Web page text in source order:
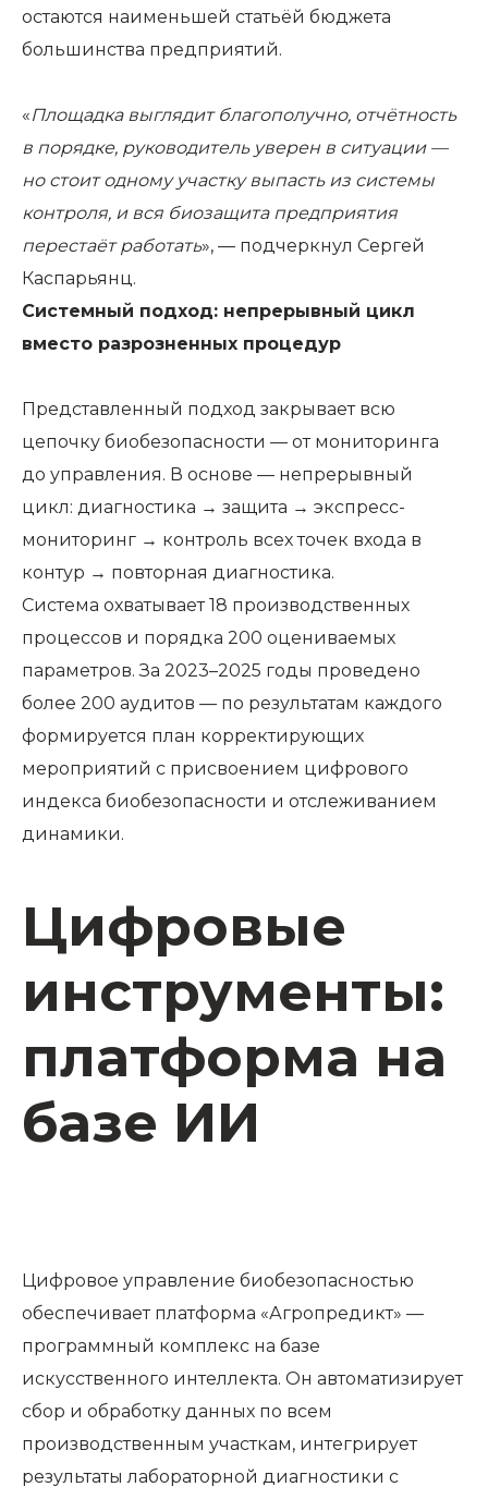
остаются наименьшей статьёй бюджета
большинства предприятий.
«Площадка выглядит благополучно, отчётность
в порядке, руководитель уверен в ситуации —
но стоит одному участку выпасть из системы
контроля, и вся биозащита предприятия
перестаёт работать», — подчеркнул Сергей
Каспарьянц.
Системный подход: непрерывный цикл
вместо разрозненных процедур
Представленный подход закрывает всю
цепочку биобезопасности — от мониторинга
до управления. В основе — непрерывный
цикл: диагностика → защита → экспресс-
мониторинг → контроль всех точек входа в
контур → повторная диагностика.
Система охватывает 18 производственных
процессов и порядка 200 оцениваемых
параметров. За 2023–2025 годы проведено
более 200 аудитов — по результатам каждого
формируется план корректирующих
мероприятий с присвоением цифрового
индекса биобезопасности и отслеживанием
динамики.
Цифровые
инструменты:
платформа на
базе ИИ
Цифровое управление биобезопасностью
обеспечивает платформа «Агропредикт» —
программный комплекс на базе
искусственного интеллекта. Он автоматизирует
сбор и обработку данных по всем
производственным участкам, интегрирует
результаты лабораторной диагностики с